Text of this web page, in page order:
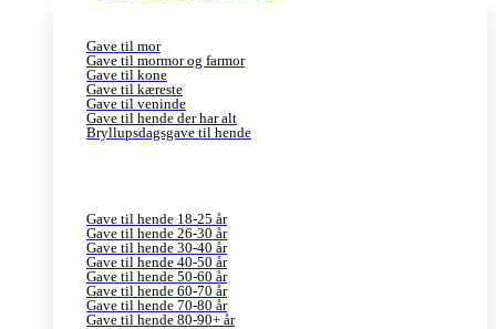
Gave til mor
Gave til mormor og farmor
Gave til kone
Gave til kæreste
Gave til veninde
Gave til hende der har alt
Bryllupsdagsgave til hende
Gave til hende 18-25 år
Gave til hende 26-30 år
Gave til hende 30-40 år
Gave til hende 40-50 år
Gave til hende 50-60 år
Gave til hende 60-70 år
Gave til hende 70-80 år
Gave til hende 80-90+ år